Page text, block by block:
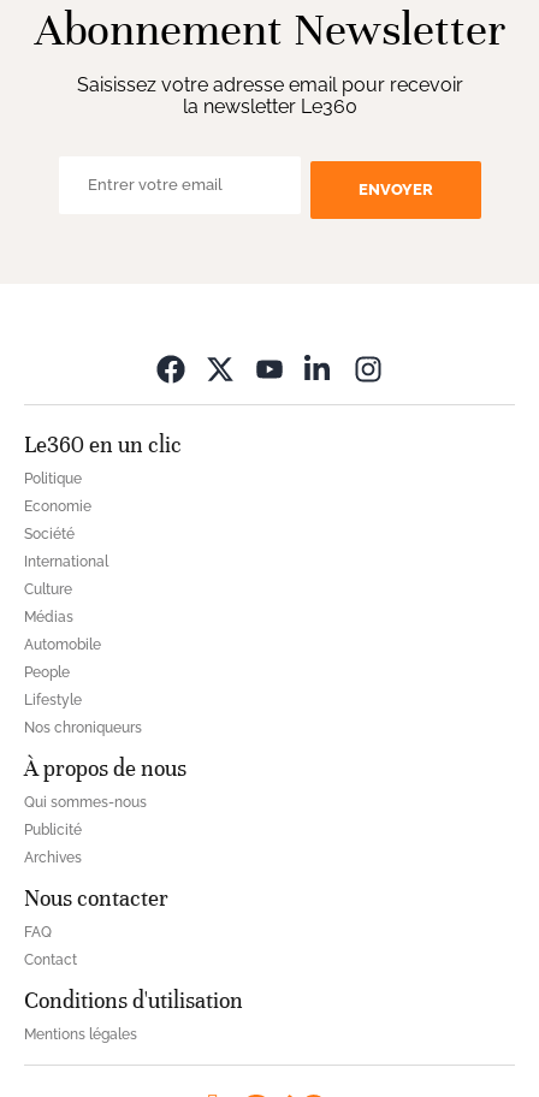
Abonnement Newsletter
Saisissez votre adresse email pour recevoir
la newsletter Le360
ENVOYER
Le360 en un clic
Politique
Economie
Société
International
Culture
Médias
Automobile
People
Lifestyle
Nos chroniqueurs
À propos de nous
Qui sommes-nous
Publicité
Archives
Nous contacter
FAQ
Contact
Conditions d'utilisation
Mentions légales